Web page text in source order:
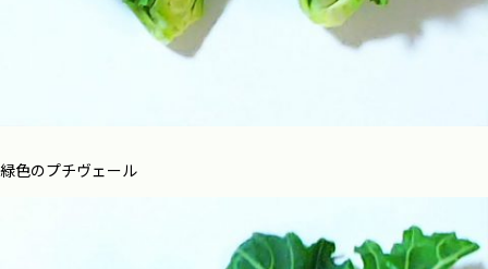
緑色のプチヴェール